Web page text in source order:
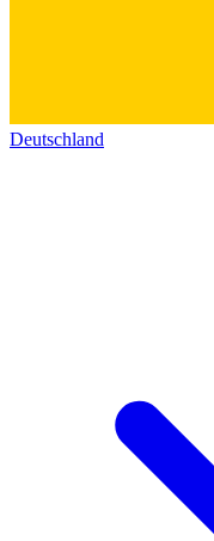
Deutschland